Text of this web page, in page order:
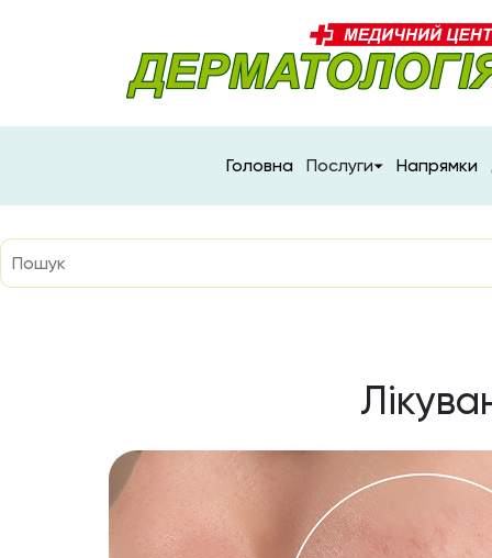
Головна Послуги Напрямки